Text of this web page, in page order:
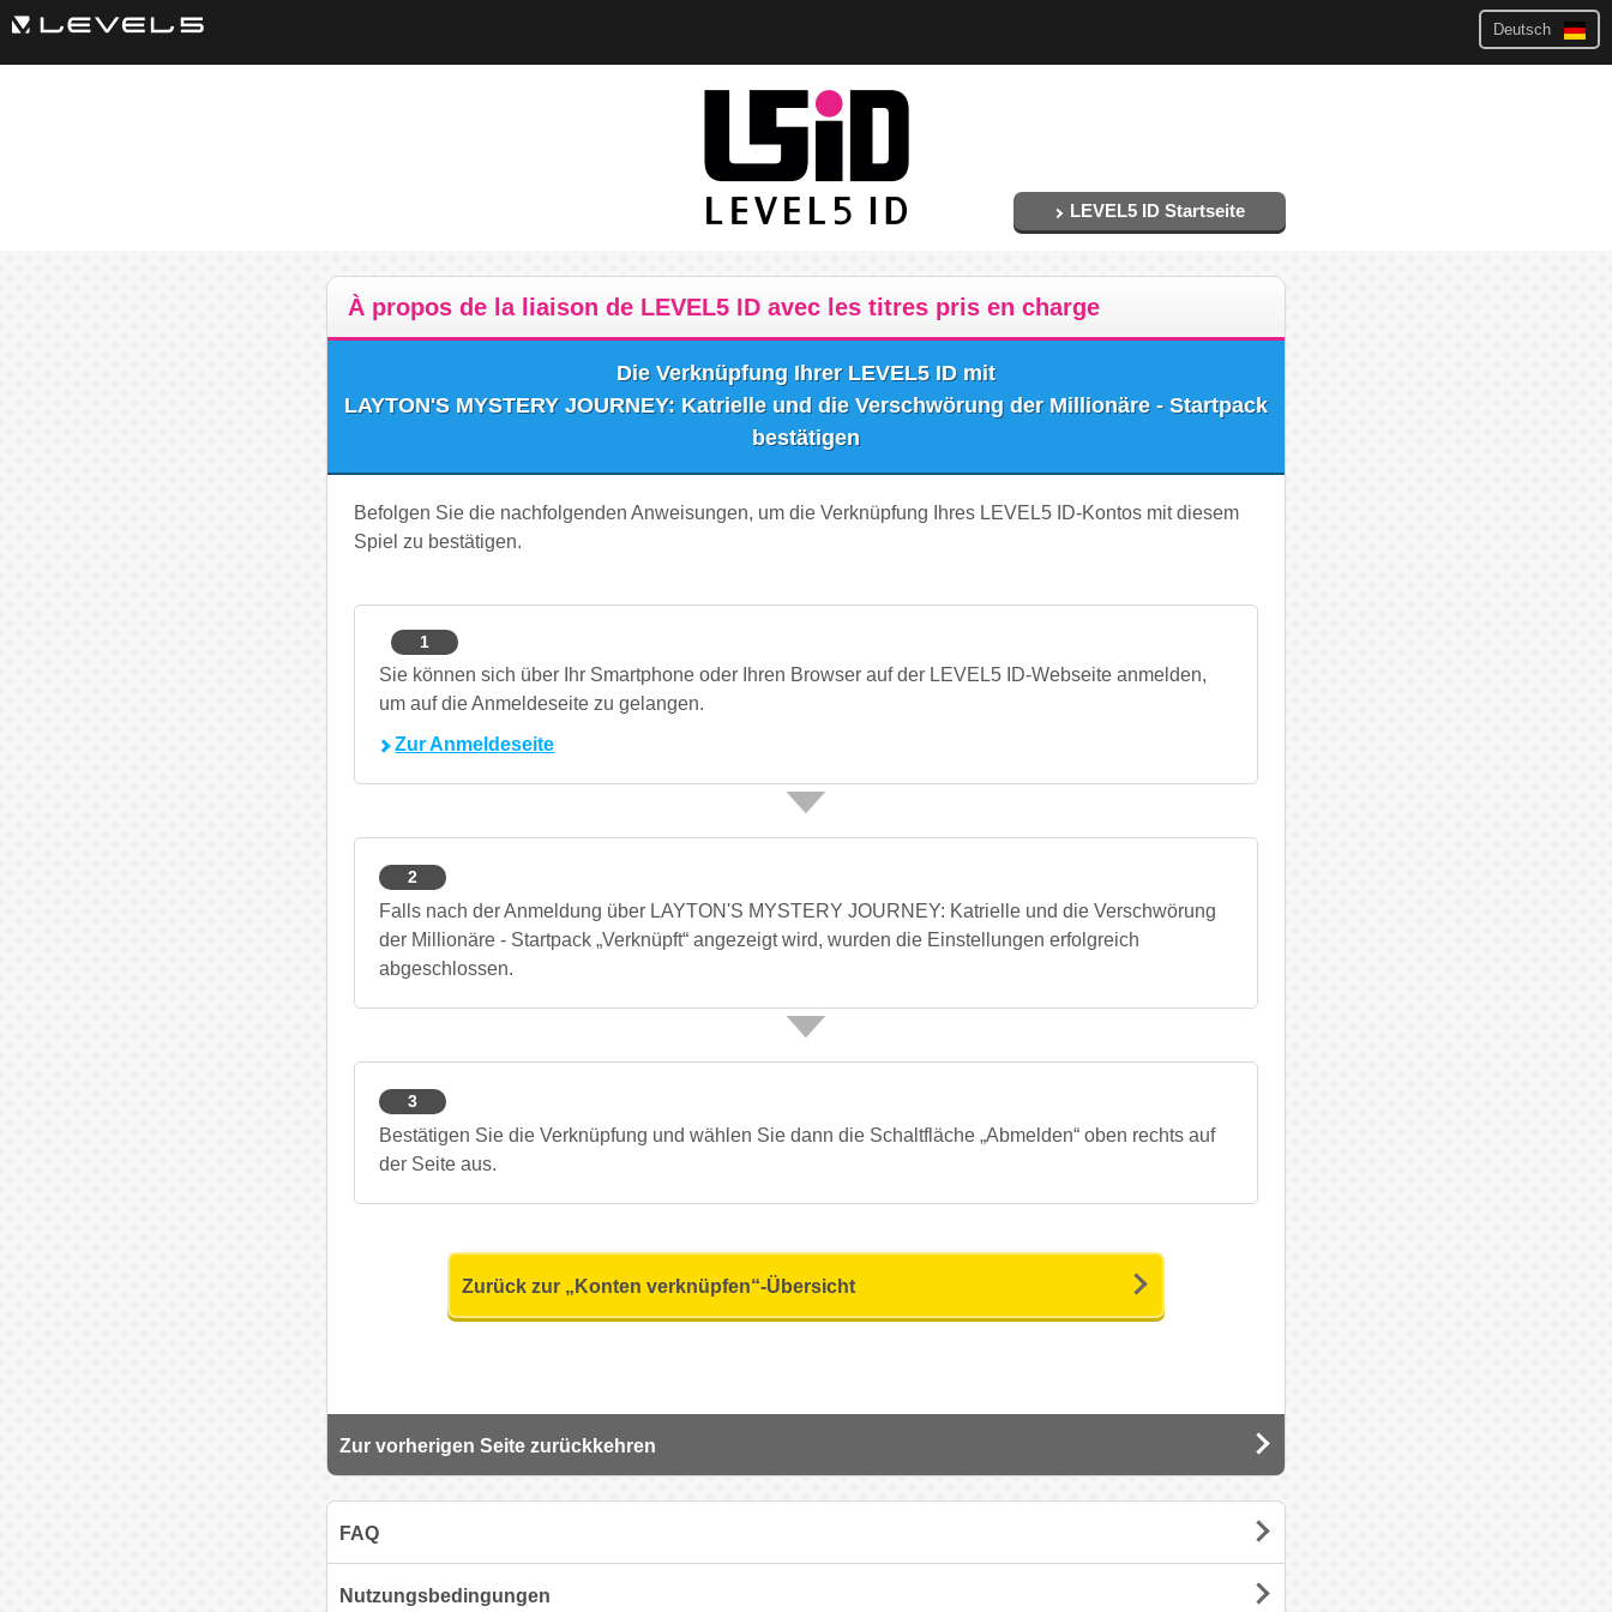
Deutsch
LEVEL5 ID Startseite
À propos de la liaison de LEVEL5 ID avec les titres pris en charge
Die Verknüpfung Ihrer LEVEL5 ID mit
LAYTON'S MYSTERY JOURNEY: Katrielle und die Verschwörung der Millionäre - Startpack
bestätigen
Befolgen Sie die nachfolgenden Anweisungen, um die Verknüpfung Ihres LEVEL5 ID-Kontos mit diesem
Spiel zu bestätigen.
1
Sie können sich über Ihr Smartphone oder Ihren Browser auf der LEVEL5 ID-Webseite anmelden,
um auf die Anmeldeseite zu gelangen.
Zur Anmeldeseite
2
Falls nach der Anmeldung über LAYTON'S MYSTERY JOURNEY: Katrielle und die Verschwörung
der Millionäre - Startpack „Verknüpft“ angezeigt wird, wurden die Einstellungen erfolgreich
abgeschlossen.
3
Bestätigen Sie die Verknüpfung und wählen Sie dann die Schaltfläche „Abmelden“ oben rechts auf
der Seite aus.
Zurück zur „Konten verknüpfen“-Übersicht
Zur vorherigen Seite zurückkehren
FAQ
Nutzungsbedingungen